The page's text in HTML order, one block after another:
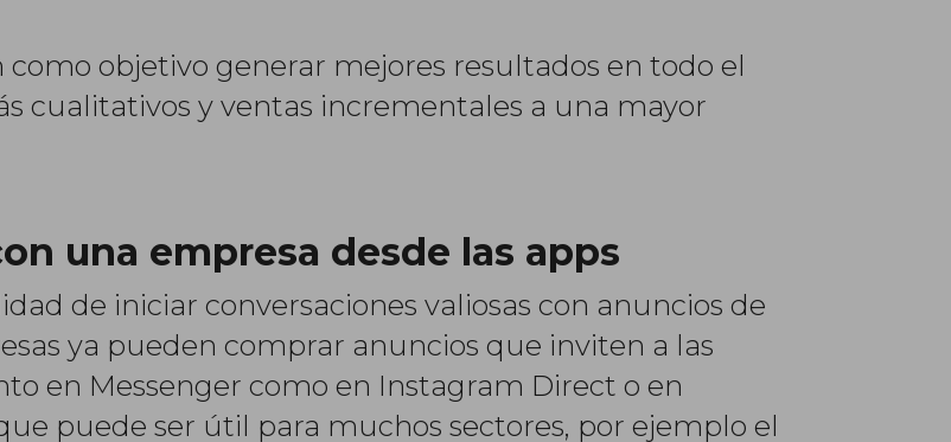
como objetivo generar mejores resultados en todo el
cualitativos y ventas incrementales a una mayor
una empresa desde las apps
de iniciar conversaciones valiosas con anuncios de
ya pueden comprar anuncios que inviten a las
en Messenger como en Instagram Direct o en
puede ser útil para muchos sectores, por ejemplo el